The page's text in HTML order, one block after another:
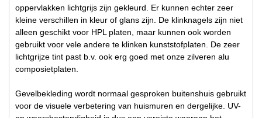
oppervlakken lichtgrijs zijn gekleurd. Er kunnen echter zeer
kleine verschillen in kleur of glans zijn. De klinknagels zijn niet
alleen geschikt voor HPL platen, maar kunnen ook worden
gebruikt voor vele andere te klinken kunststofplaten. De zeer
lichtgrijze tint past b.v. ook erg goed met onze zilveren alu
composietplaten.
Gevelbekleding wordt normaal gesproken buitenshuis gebruikt
voor de visuele verbetering van huismuren en dergelijke. UV-